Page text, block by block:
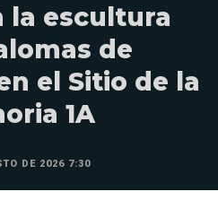
la escultura
de
el Sitio de la
1A
DE 2026 7:30